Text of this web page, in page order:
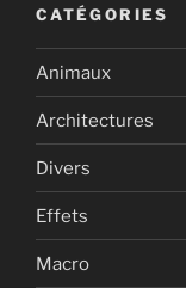
CATÉGORIES
Animaux
Architectures
Divers
Effets
Macro